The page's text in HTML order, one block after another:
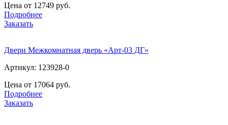
Цена от 12749 руб.
Подробнее
Заказать
Двери Межкомнатная дверь «Арт-03 ДГ»
Артикул: 123928-0
Цена от 17064 руб.
Подробнее
Заказать